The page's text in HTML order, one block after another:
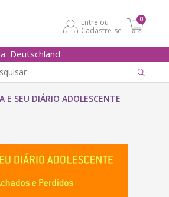
Entre ou
Cadastre-se
0
Deutschland
E SEU DIÁRIO ADOLESCENTE